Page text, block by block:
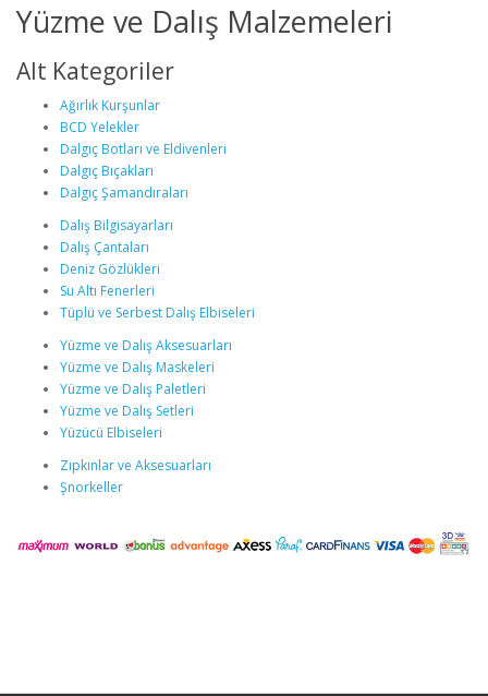
Yüzme ve Dalış Malzemeleri
Alt Kategoriler
Ağırlık Kurşunlar
BCD Yelekler
Dalgıç Botları ve Eldivenleri
Dalgıç Bıçakları
Dalgıç Şamandıraları
Dalış Bilgisayarları
Dalış Çantaları
Deniz Gözlükleri
Su Altı Fenerleri
Tüplü ve Serbest Dalış Elbiseleri
Yüzme ve Dalış Aksesuarları
Yüzme ve Dalış Maskeleri
Yüzme ve Dalış Paletleri
Yüzme ve Dalış Setleri
Yüzücü Elbiseleri
Zıpkınlar ve Aksesuarları
Şnorkeller